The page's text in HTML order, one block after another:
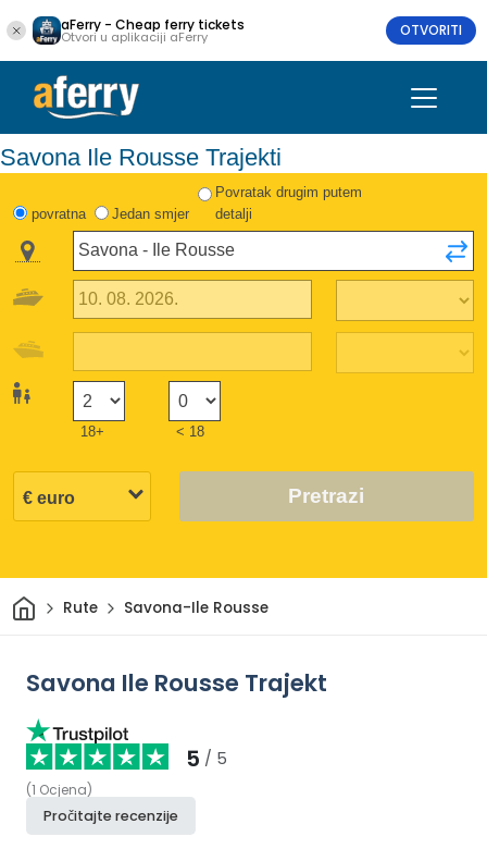
aFerry - Cheap ferry tickets
Otvori u aplikaciji aFerry OTVORITI
Savona Ile Rousse Trajekti
povratna Jedan smjer
Povratak drugim putem
detalji
18+ < 18
Pretrazi
DomRute Savona-Ile Rousse
Savona Ile Rousse Trajekt
5 / 5
(1 Ocjena)
Pročitajte recenzije